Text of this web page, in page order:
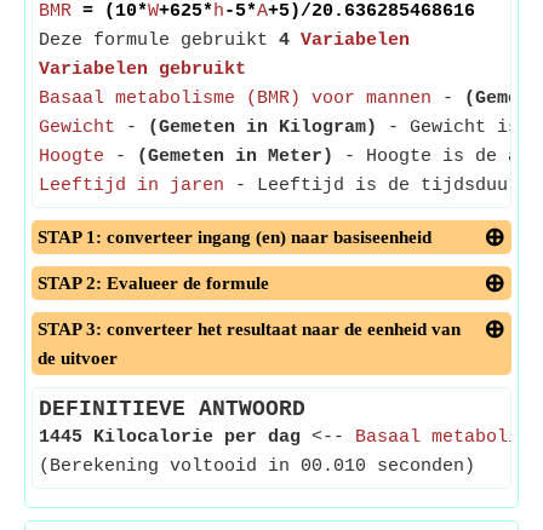
BMR = (10*W+625*h-5*A+5)/20.636285468616
Deze formule gebruikt 4 Variabelen
Variabelen gebruikt
Basaal metabolisme (BMR) voor mannen -
Gewicht - (Gemeten in Kilogram)
- Gewicht is
Hoogte - (Gemeten in Meter)
- Hoogte is de
Leeftijd in jaren - Leeftijd is de tijdsduur
STAP 1: converteer ingang (en) naar basiseenheid
STAP 2: Evalueer de formule
STAP 3: converteer het resultaat naar de eenheid van
de uitvoer
DEFINITIEVE ANTWOORD
1445 Kilocalorie per dag <-- Basaal
(Berekening voltooid in 00.010 seconden)